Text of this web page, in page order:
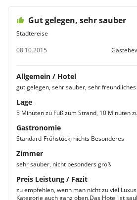
Gut gelegen, sehr sauber
Städtereise
08.10.2015
Allgemein / Hotel
gut gelegen, sehr sauber, sehr freundliches
Lage
5 Minuten zu Fuß zum Strand, 10 Minuten
Gastronomie
Standard-Frühstück, nichts Besonderes
Zimmer
sehr sauber, nicht besonders groß
Preis Leistung / Fazit
zu empfehlen, wenn man nicht zu viel
Kategorie auch ganz oben.Das Hotel ist